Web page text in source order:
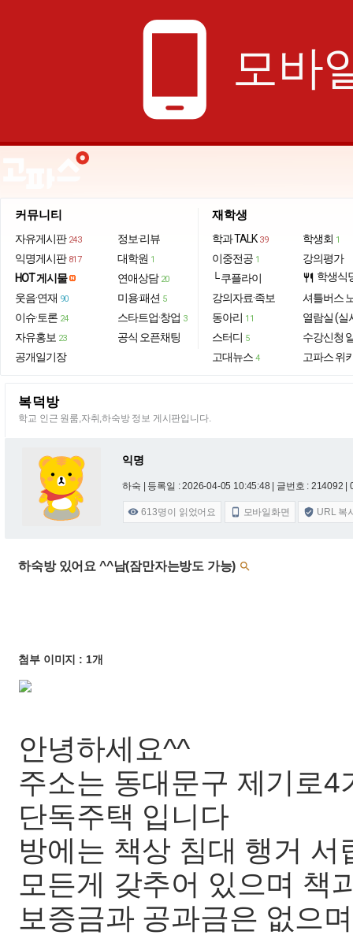
phone_android 모바
커뮤니티
자유게시판 243
익명게시판 817
HOT 게시물
웃음·연재 90
이슈·토론 24
자유홍보 23
공개일기장
정보·리뷰
대학원 1
연애상담 20
미용·패션 5
스타트업·창업 3
공식 오픈채팅
재학생
학과 TALK 39
이중전공 1
└ 쿠플라이
강의자료·족보
동아리 11
스터디 5
고대뉴스 4
학생회 1
강의평가
restaurant 학생식
셔틀버스
열람실 (실
수강신청
고파스 위
복덕방
학교 인근 원룸,자취,하숙방 정보 게시판입니다.
익명
하숙 | 등록일 : 2026-04-05 10:45:48 | 글번호 : 214092 |
 613명이 읽었어요  모바일화면  URL 복
하숙방 있어요 ^^남(잠만자는방도 가능) 
첨부 이미지 : 1개
안녕하세요^^
주소는 동대문구 제기로4
단독주택 입니다
방에는 책상 침대 행거 서
모든게 갖추어 있으며 책
보증금과 공과금은 없으며